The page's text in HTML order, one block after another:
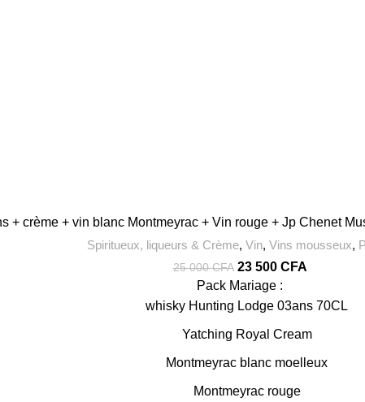
+ crème + vin blanc Montmeyrac + Vin rouge + Jp Chenet
Spiritueux, liqueurs & Crème, Vin, Vins mousseux,
25 000CFA Le
prix
initial
était :
25
23 500 CFALe
actuel
est :
23
Pack Mariage :
whisky Hunting Lodge 03ans 70CL
Yatching Royal Cream
Montmeyrac blanc moelleux
Montmeyrac rouge